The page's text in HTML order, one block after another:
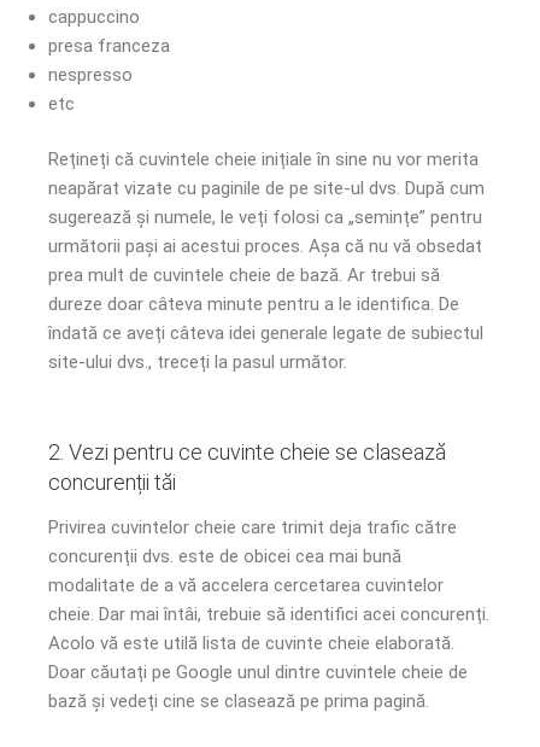
cappuccino
presa franceza
nespresso
etc
Rețineți că cuvintele cheie inițiale în sine nu vor merita
neapărat vizate cu paginile de pe site-ul dvs. După cum
sugerează și numele, le veți folosi ca „semințe” pentru
următorii pași ai acestui proces. Așa că nu vă obsedat
prea mult de cuvintele cheie de bază. Ar trebui să
dureze doar câteva minute pentru a le identifica. De
îndată ce aveți câteva idei generale legate de subiectul
site-ului dvs., treceți la pasul următor.
2. Vezi pentru ce cuvinte cheie se clasează
concurenții tăi
Privirea cuvintelor cheie care trimit deja trafic către
concurenții dvs. este de obicei cea mai bună
modalitate de a vă accelera cercetarea cuvintelor
cheie. Dar mai întâi, trebuie să identifici acei concurenți.
Acolo vă este utilă lista de cuvinte cheie elaborată.
Doar căutați pe Google unul dintre cuvintele cheie de
bază și vedeți cine se clasează pe prima pagină.